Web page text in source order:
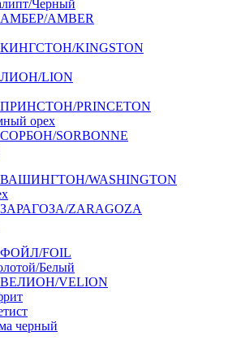
Черный
АМБЕР/AMBER
КИНГСТОН/KINGSTON
ЛИОН/LION
ПРИНСТОН/PRINCETON
орех
СОРБОН/SORBONNE
ВАШИНГТОН/WASHINGTON
ЗАРАГОЗА/ZARAGOZA
ФОЙЛ/FOIL
Белый
ВЕЛИОН/VELION
черный